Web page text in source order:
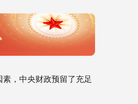
，中央财政预留了充足